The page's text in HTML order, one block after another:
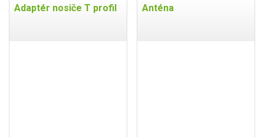
Adaptér nosiče T profil Anténa